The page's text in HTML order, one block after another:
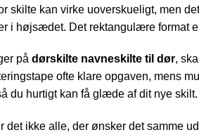
skilte kan virke uoverskueligt, men
i højsædet. Det rektangulære format
på dørskilte navneskilte til dør,
ofte klare opgaven, mens
du hurtigt kan få glæde af dit nye skilt.
det ikke alle, der ønsker det samme